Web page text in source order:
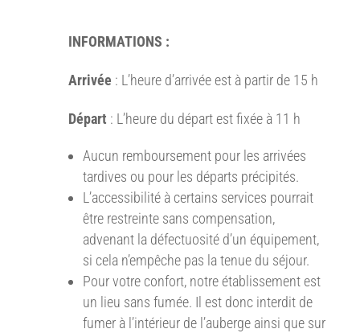
INFORMATIONS :
Arrivée : L’heure d’arrivée est à partir de 15 h
Départ : L’heure du départ est fixée à 11 h
Aucun remboursement pour les arrivées
tardives ou pour les départs précipités.
L’accessibilité à certains services pourrait
être restreinte sans compensation,
advenant la défectuosité d’un équipement,
si cela n’empêche pas la tenue du séjour.
Pour votre confort, notre établissement est
un lieu sans fumée. Il est donc interdit de
fumer à l’intérieur de l’auberge ainsi que sur